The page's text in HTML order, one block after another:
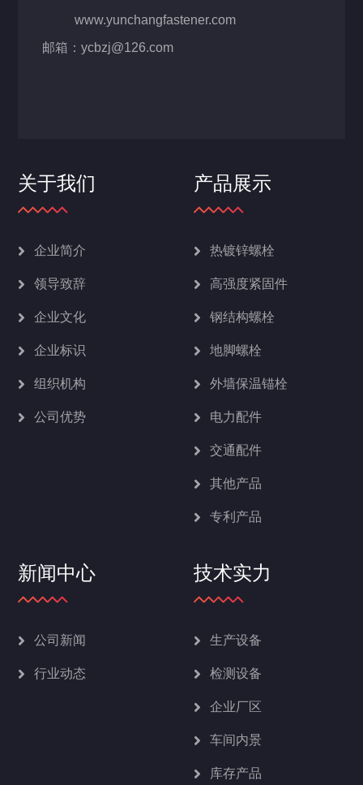
www.yunchangfastener.com
邮箱：ycbzj@126.com
关于我们
企业简介
领导致辞
企业文化
企业标识
组织机构
公司优势
产品展示
热镀锌螺栓
高强度紧固件
钢结构螺栓
地脚螺栓
外墙保温锚栓
电力配件
交通配件
其他产品
专利产品
新闻中心
公司新闻
行业动态
技术实力
生产设备
检测设备
企业厂区
车间内景
库存产品